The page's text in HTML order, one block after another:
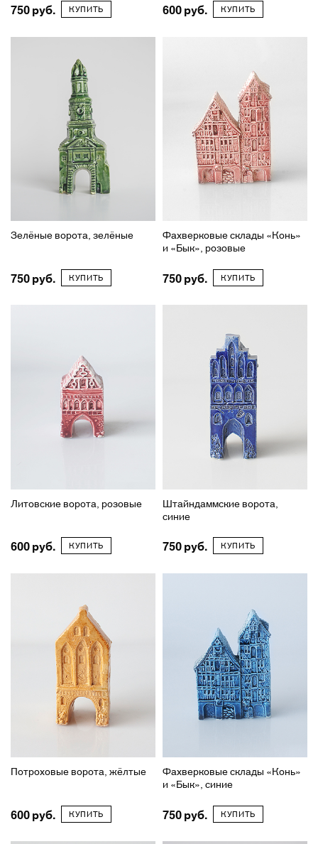
750 КУПИТЬ 600 КУПИТЬ
Зелёные ворота, зелёные
750 КУПИТЬ
Фахверковые склады «Конь»
и «Бык», розовые
750 КУПИТЬ
Литовские ворота, розовые
600 КУПИТЬ
Штайндаммские ворота,
синие
750 КУПИТЬ
Потроховые ворота, жёлтые
600 КУПИТЬ
Фахверковые склады «Конь»
и «Бык», синие
750 КУПИТЬ